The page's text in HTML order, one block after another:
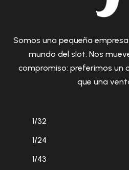
Somos una pequeña
mundo del slot. Nos
compromiso: preferimos un
que una
1/32
1/24
1/43